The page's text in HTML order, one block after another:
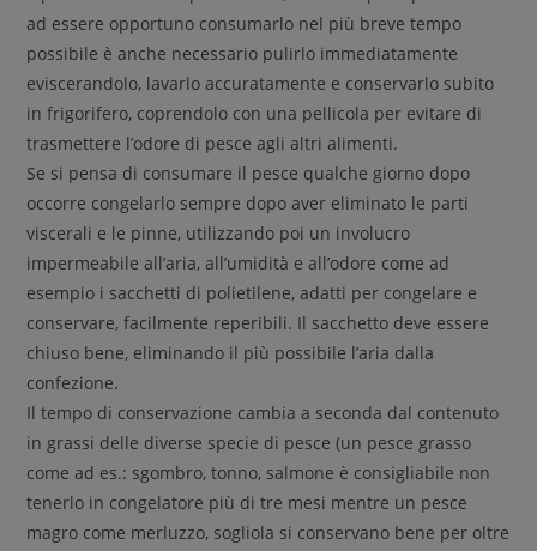
ad essere opportuno consumarlo nel più breve tempo
possibile è anche necessario pulirlo immediatamente
eviscerandolo, lavarlo accuratamente e conservarlo subito
in frigorifero, coprendolo con una pellicola per evitare di
trasmettere l’odore di pesce agli altri alimenti.
Se si pensa di consumare il pesce qualche giorno dopo
occorre congelarlo sempre dopo aver eliminato le parti
viscerali e le pinne, utilizzando poi un involucro
impermeabile all’aria, all’umidità e all’odore come ad
esempio i sacchetti di polietilene, adatti per congelare e
conservare, facilmente reperibili. Il sacchetto deve essere
chiuso bene, eliminando il più possibile l’aria dalla
confezione.
Il tempo di conservazione cambia a seconda dal contenuto
in grassi delle diverse specie di pesce (un pesce grasso
come ad es.: sgombro, tonno, salmone è consigliabile non
tenerlo in congelatore più di tre mesi mentre un pesce
magro come merluzzo, sogliola si conservano bene per oltre